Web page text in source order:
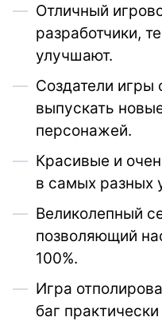
Отличный
разработчики,
улучшают.
Создатели игры
выпускать
персонажей.
Красивые и
в самых разных
Великолепный
позволяющий
100%.
Игра
баг